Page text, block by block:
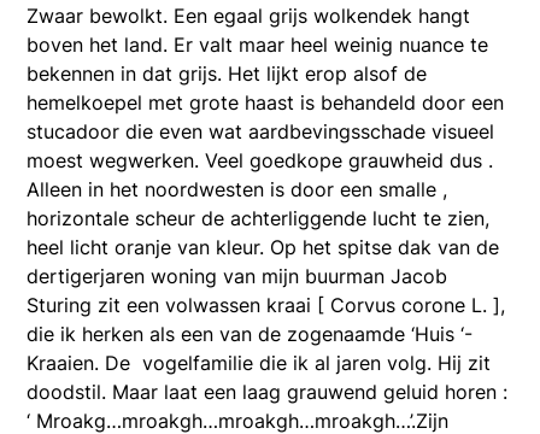
Zwaar bewolkt. Een egaal grijs wolkendek hangt
boven het land. Er valt maar heel weinig nuance te
bekennen in dat grijs. Het lijkt erop alsof de
hemelkoepel met grote haast is behandeld door een
stucadoor die even wat aardbevingsschade visueel
moest wegwerken. Veel goedkope grauwheid dus .
Alleen in het noordwesten is door een smalle ,
horizontale scheur de achterliggende lucht te zien,
heel licht oranje van kleur. Op het spitse dak van de
dertigerjaren woning van mijn buurman Jacob
Sturing zit een volwassen kraai [ Corvus corone L. ],
die ik herken als een van de zogenaamde ‘Huis ‘-
Kraaien. De vogelfamilie die ik al jaren volg. Hij zit
doodstil. Maar laat een laag grauwend geluid horen :
‘ Mroakg…mroakgh…mroakgh…mroakgh…’.Zijn